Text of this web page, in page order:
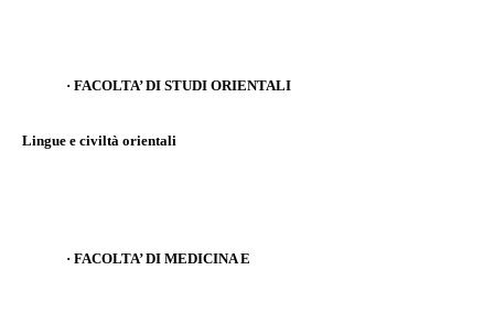
· FACOLTA’ DI STUDI ORIENTALI
Lingue e civiltà orientali
· FACOLTA’ DI MEDICINA E